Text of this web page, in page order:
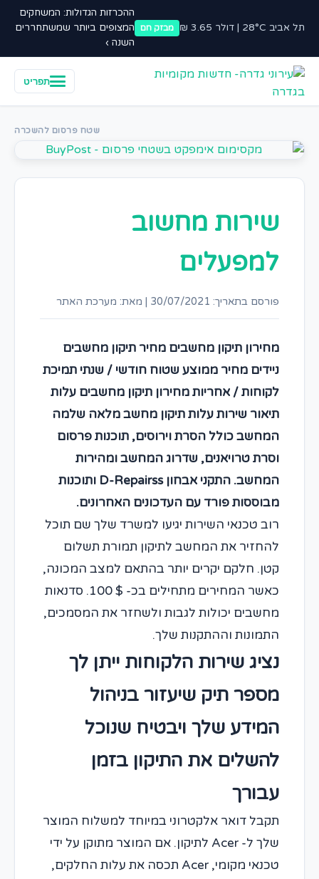
תל אביב 28°C | דולר 3.65 ₪ מבזק חם
ההכרזות הגדולות: המשחקים
המצופים ביותר שמשתחררים
השנה ›
תפריט
שטח פרסום להשכרה
שירות מחשוב
למפעלים
פורסם בתאריך: 30/07/2021 מאת: מערכת האתר
מחירון תיקון מחשבים מחיר תיקון מחשבים
ניידים מחיר ממוצע שטוח חודשי / שנתי תמיכת
לקוחות / אחריות מחירון תיקון מחשבים עלות
תיאור שירות עלות תיקון מחשב מלאה שלמה
המחשב כולל הסרת וירוסים, תוכנות פרסום
וסרת טרויאנים, שדרוג המחשב ומהירות
המחשב. התקני אבחון D-Repairss ותוכנות
מבוססות פורד עם העדכונים האחרונים.
רוב טכנאי השירות יגיעו למשרד שלך שם תוכל
להחזיר את המחשב לתיקון תמורת תשלום
קטן. חלקם יקרים יותר בהתאם למצב המכונה,
כאשר המחירים מתחילים בכ- $ 100. סדנאות
מחשבים יכולות לגבות ולשחזר את המסמכים,
התמונות וההתקנות שלך.
נציג שירות הלקוחות ייתן לך
מספר תיק שיעזור בניהול
המידע שלך ויבטיח שנוכל
להשלים את התיקון בזמן
עבורך
תקבל דואר אלקטרוני במיוחד למשלוח המוצר
שלך ל- Acer לתיקון. אם המוצר מתוקן על ידי
טכנאי מקומי, Acer תכסה את עלות החלקים,